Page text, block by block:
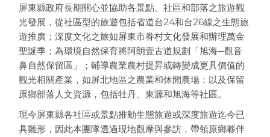
屏東縣政府長期關心並協助各景點、社區和部落之旅遊觀
光發展，從社區型的旅遊包括省道台24和台26線之生態旅
遊推廣；深度文化之旅如屏東市眷村文化發展和辦理萬金
聖誕季；為環境自然保育將阿朗壹古道規劃「旭海─觀音
鼻自然保留區」；輔導農業農村提昇或轉變成更具價值的
觀光相關產業，如屏北地區之農業和休閒農場；以及保留
原鄉部落人文資源，包括牡丹、東源和旭海等社區。
現今屏東縣各社區或景點推動生態旅遊或深度旅遊迄今已
具雛形，因此本團隊透過現地觀摩與參訪，帶領原鄉夥伴